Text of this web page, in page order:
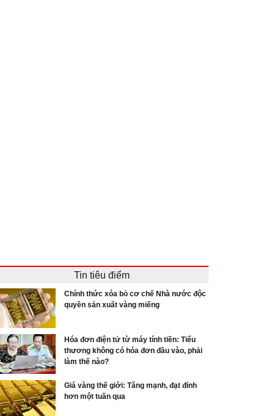
Tin tiêu điểm
Chính thức xóa bỏ cơ chế Nhà nước độc
quyền sản xuất vàng miếng
Hóa đơn điện tử từ máy tính tiền: Tiểu
thương không có hóa đơn đầu vào, phải
làm thế nào?
Giá vàng thế giới: Tăng mạnh, đạt đỉnh
hơn một tuần qua